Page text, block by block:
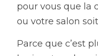
pour vous que la
ou votre salon
Parce que c’est